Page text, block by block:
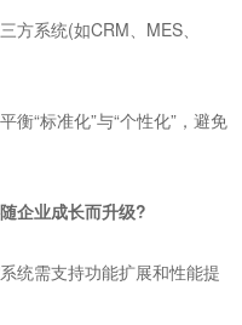
系统(如CRM、MES、
“标准化”与“个性化”，避免
企业成长而升级?
需支持功能扩展和性能提